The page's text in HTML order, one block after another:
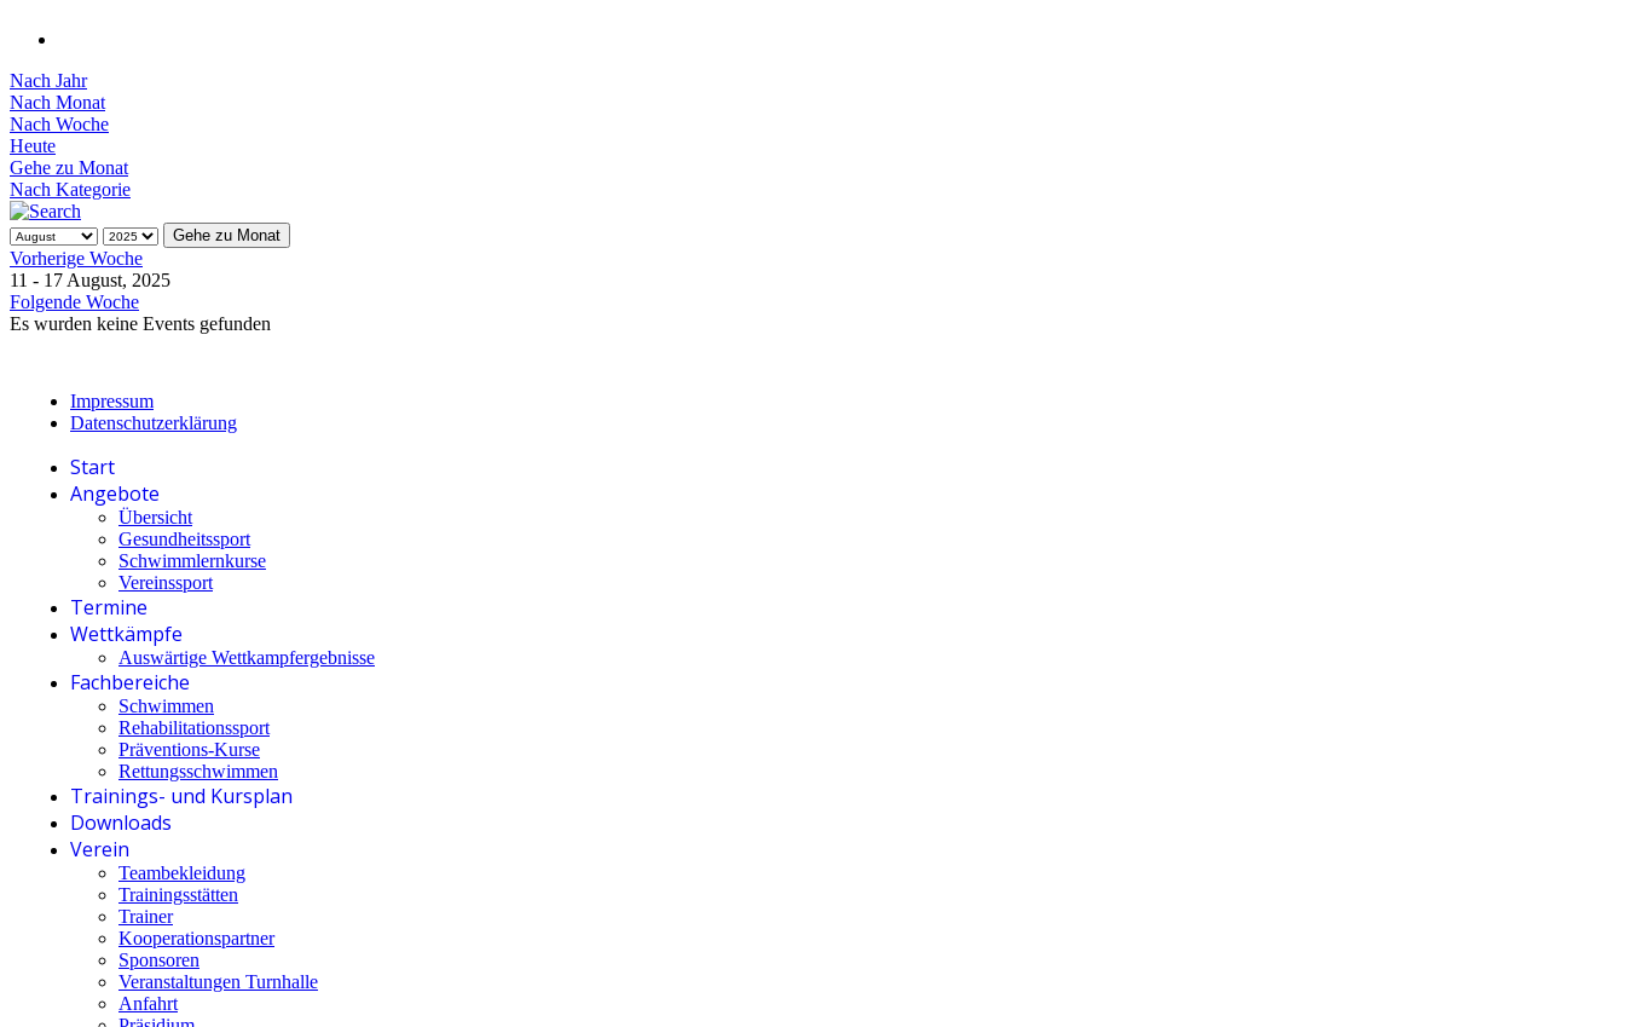
Nach Jahr
Nach Monat
Nach Woche
Heute
Gehe zu Monat
Nach Kategorie
Gehe zu Monat
Vorherige Woche
11 - 17 August, 2025
Folgende Woche
Es wurden keine Events gefunden
Impressum
Datenschutzerklärung
Start
Angebote
Übersicht
Gesundheitssport
Schwimmlernkurse
Vereinssport
Termine
Wettkämpfe
Auswärtige Wettkampfergebnisse
Fachbereiche
Schwimmen
Rehabilitationssport
Präventions-Kurse
Rettungsschwimmen
Trainings- und Kursplan
Downloads
Verein
Teambekleidung
Trainingsstätten
Trainer
Kooperationspartner
Sponsoren
Veranstaltungen Turnhalle
Anfahrt